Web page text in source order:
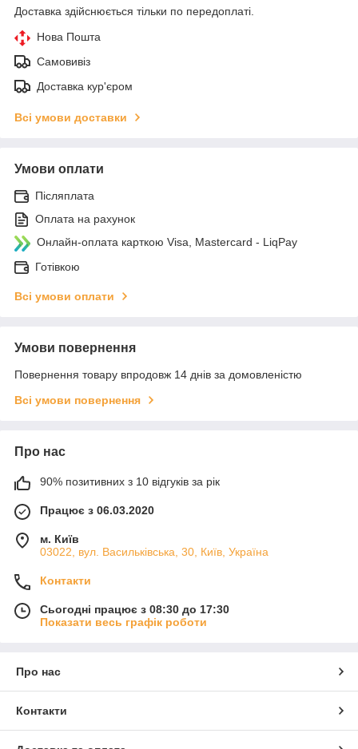
Доставка здійснюється тільки по передоплаті.
Нова Пошта
Самовивіз
Доставка кур'єром
Всі умови доставки
Умови оплати
Післяплата
Оплата на рахунок
Онлайн-оплата карткою Visa, Mastercard - LiqPay
Готівкою
Всі умови оплати
Умови повернення
Повернення товару впродовж 14 днів за домовленістю
Всі умови повернення
Про нас
90% позитивних з 10 відгуків за рік
Працює з 06.03.2020
м. Київ
03022, вул. Васильківська, 30, Київ, Україна
Контакти
Сьогодні працює з 08:30 до 17:30
Показати весь графік роботи
Про нас
Контакти